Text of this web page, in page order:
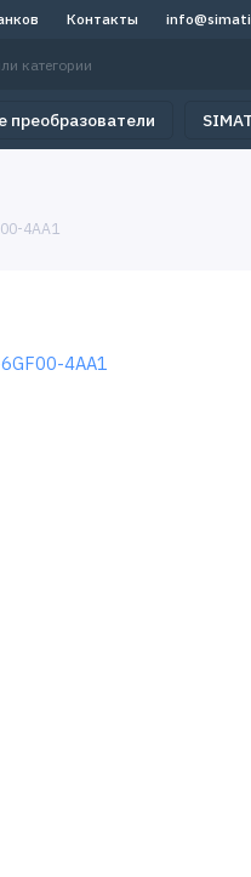
Контакты
преобразователи
4AA1